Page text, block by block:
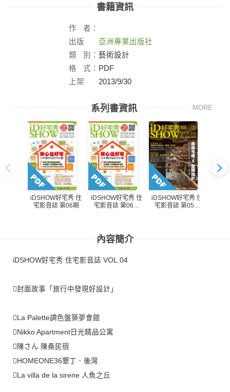
書籍資訊
作
者：
出版
社：
亞洲專業出版社
類
別： 藝術設計
格
式： PDF
上架
2013/9/30
系列書資訊 MORE
iDSHOW好宅秀 住
宅影音誌 第06期
iDSHOW好宅秀 住
宅影音誌 第06期
iDSHOW好宅秀 住
宅影音誌 第05期
內容簡介
iDSHOW好宅秀 住宅影音誌 VOL.04
封面故事「旅行中發現好設計」
La Palette調色盤築夢會館
Nikko Apartment日光精品公寓
陳さん 陳桑民宿
HOMEONE36墾丁．後灣
La villa de la sirene 人魚之丘